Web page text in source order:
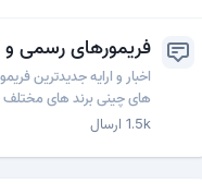
فریمورهای رسمی و
اخبار و ارایه جدیدترین
های چینی برند های مختلف
1.5k ارسال